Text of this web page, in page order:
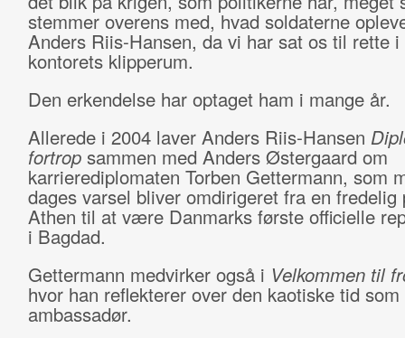
stemmer overens med, hvad soldaterne
Anders Riis-Hansen, da vi har sat os til rette i
kontorets klipperum.
Den erkendelse har optaget ham i mange år.
Allerede i 2004 laver Anders Riis-Hansen
fortropsammen med Anders Østergaard om
karrierediplomaten Torben Gettermann, som
dages varsel bliver omdirigeret fra en fredelig
Athen til at være Danmarks første officielle
i Bagdad.
Gettermann medvirker også i Velkommen til
hvor han reflekterer over den kaotiske tid som
ambassadør.